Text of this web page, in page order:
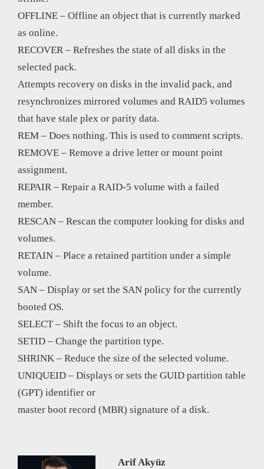
OFFLINE – Offline an object that is currently marked
as online.
RECOVER – Refreshes the state of all disks in the
selected pack.
Attempts recovery on disks in the invalid pack, and
resynchronizes mirrored volumes and RAID5 volumes
that have stale plex or parity data.
REM – Does nothing. This is used to comment scripts.
REMOVE – Remove a drive letter or mount point
assignment.
REPAIR – Repair a RAID-5 volume with a failed
member.
RESCAN – Rescan the computer looking for disks and
volumes.
RETAIN – Place a retained partition under a simple
volume.
SAN – Display or set the SAN policy for the currently
booted OS.
SELECT – Shift the focus to an object.
SETID – Change the partition type.
SHRINK – Reduce the size of the selected volume.
UNIQUEID – Displays or sets the GUID partition table
(GPT) identifier or
master boot record (MBR) signature of a disk.
Arif Akyüz